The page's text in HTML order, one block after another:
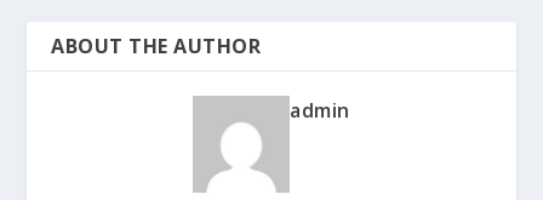
ABOUT THE AUTHOR
admin